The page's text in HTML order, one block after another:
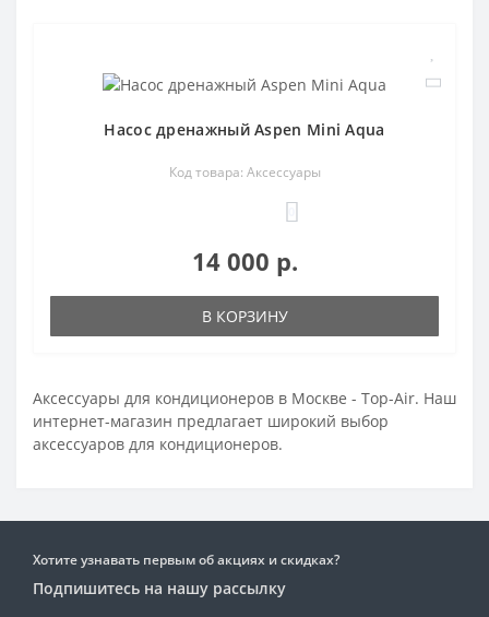
Насос дренажный Aspen Mini Aqua
Код товара: Аксессуары
14 000 р.
В КОРЗИНУ
Аксессуары для кондиционеров в Москве - Top-Air. Наш
интернет-магазин предлагает широкий выбор
аксессуаров для кондиционеров.
Хотите узнавать первым об акциях и скидках?
Подпишитесь на нашу рассылку